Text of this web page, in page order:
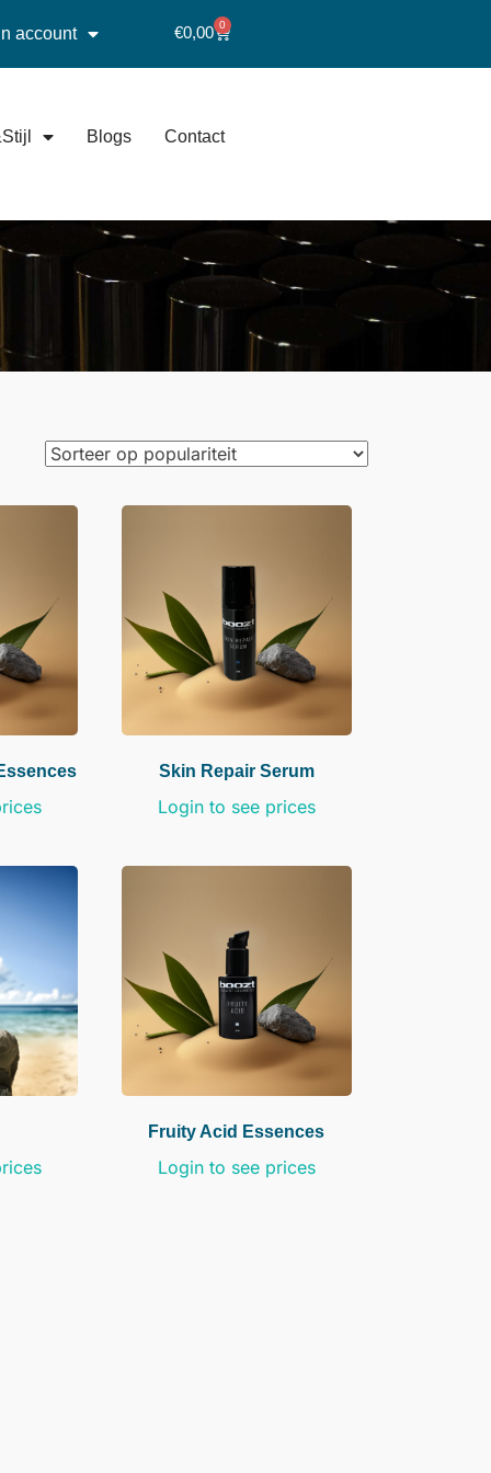
account €0,00 0
Blogs Contact
Skin Repair Serum
Login to see prices
Fruity Acid Essences
Login to see prices